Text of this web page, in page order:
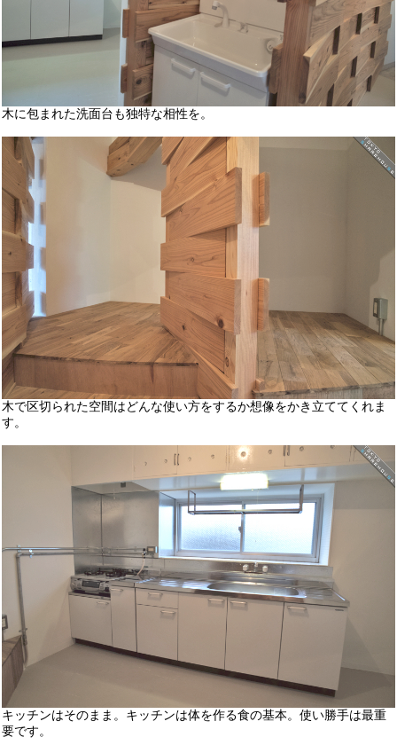
木に包まれた洗面台も独特な相性を。
木で区切られた空間はどんな使い方をするか想像をかき立ててくれま
す。
キッチンはそのまま。キッチンは体を作る食の基本。使い勝手は最重
要です。